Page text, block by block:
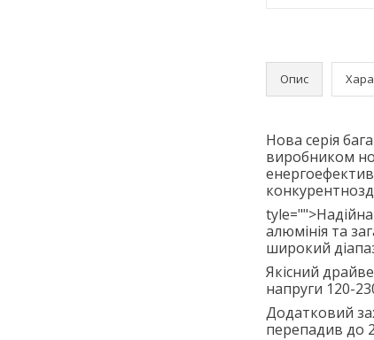
Опис
Нова серія
виробником
алюмінія та
широкий
Якісний
напруги 120-
Додатковий
перепадив до